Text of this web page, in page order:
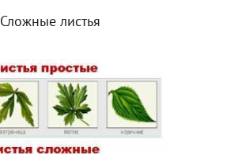
Сложные листья